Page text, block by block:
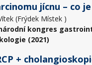
jícnu – co
P. Vítek (Frýdek Místek )
kongres
(2021)
+